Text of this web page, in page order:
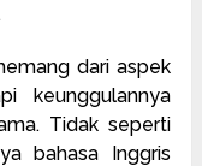
dari aspek
keunggulannya
Tidak seperti
bahasa Inggris